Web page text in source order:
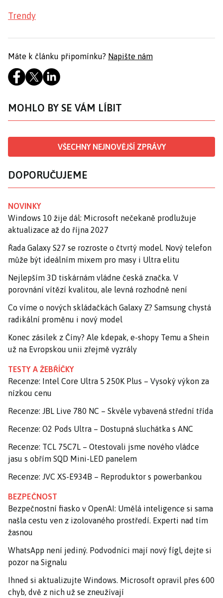
Trendy
Máte k článku připomínku? Napište nám
MOHLO BY SE VÁM LÍBIT
VŠECHNY NEJNOVĚJŠÍ ZPRÁVY
DOPORUČUJEME
NOVINKY
Windows 10 žije dál: Microsoft nečekaně prodlužuje
aktualizace až do října 2027
Řada Galaxy S27 se rozroste o čtvrtý model. Nový telefon
může být ideálním mixem pro masy i Ultra elitu
Nejlepším 3D tiskárnám vládne česká značka. V
porovnání vítězí kvalitou, ale levná rozhodně není
Co víme o nových skládačkách Galaxy Z? Samsung chystá
radikální proměnu i nový model
Konec zásilek z Číny? Ale kdepak, e-shopy Temu a Shein
už na Evropskou unii zřejmě vyzrály
TESTY A ŽEBŘÍČKY
Recenze: Intel Core Ultra 5 250K Plus – Vysoký výkon za
nízkou cenu
Recenze: JBL Live 780 NC – Skvěle vybavená střední třída
Recenze: O2 Pods Ultra – Dostupná sluchátka s ANC
Recenze: TCL 75C7L – Otestovali jsme nového vládce
jasu s obřím SQD Mini-LED panelem
Recenze: JVC XS-E934B – Reproduktor s powerbankou
BEZPEČNOST
Bezpečnostní fiasko v OpenAI: Umělá inteligence si sama
našla cestu ven z izolovaného prostředí. Experti nad tím
žasnou
WhatsApp není jediný. Podvodníci mají nový fígl, dejte si
pozor na Signalu
Ihned si aktualizujte Windows. Microsoft opravil přes 600
chyb, dvě z nich už se zneužívají